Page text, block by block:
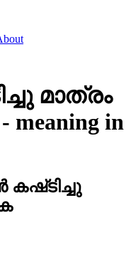
മാത്രം
meaning in
കഷ്‌ടിച്ചു